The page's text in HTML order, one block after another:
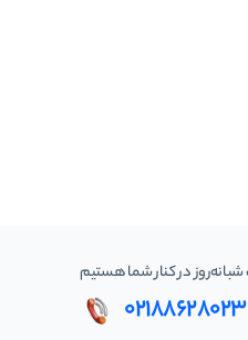
02188628023